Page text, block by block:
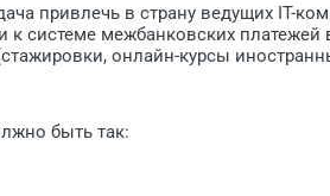
привлечь в страну ведущих IT-
к системе межбанковских
онлайн-курсы
быть так: